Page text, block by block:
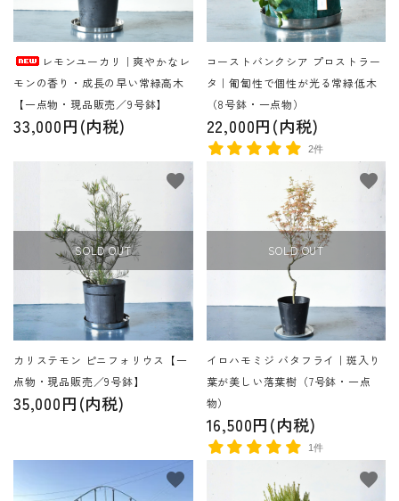
レモンユーカリ｜爽やかなレ
モンの香り・成長の早い常緑高木
【一点物・現品販売／9号鉢】
33,000円(内税)
コーストバンクシア プロストラー
タ｜匍匐性で個性が光る常緑低木
（8号鉢・一点物）
22,000円(内税)
2件
SOLD OUT
カリステモン ピニフォリウス【一
点物・現品販売／9号鉢】
35,000円(内税)
favorite
SOLD OUT
イロハモミジ バタフライ｜斑入り
葉が美しい落葉樹（7号鉢・一点
物）
16,500円(内税)
1件
favorite
favorite favorite